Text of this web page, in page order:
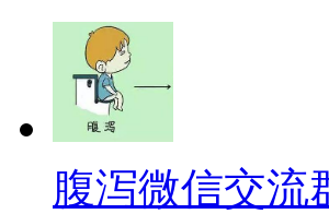
腹泻微信交流